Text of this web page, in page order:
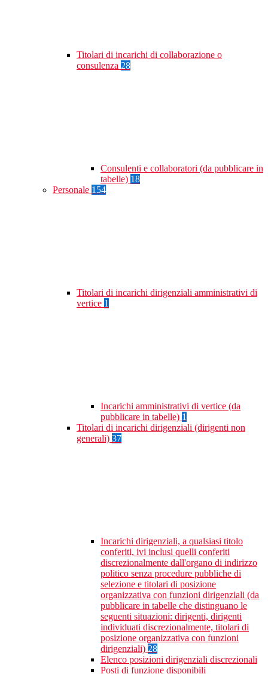
Titolari di incarichi di collaborazione o
consulenza 28
Consulenti e collaboratori (da pubblicare in
tabelle) 18
Personale 154
Titolari di incarichi dirigenziali amministrativi di
vertice 1
Incarichi amministrativi di vertice (da
pubblicare in tabelle) 1
Titolari di incarichi dirigenziali (dirigenti non
generali) 37
Incarichi dirigenziali, a qualsiasi titolo
conferiti, ivi inclusi quelli conferiti
discrezionalmente dall'organo di indirizzo
politico senza procedure pubbliche di
selezione e titolari di posizione
organizzativa con funzioni dirigenziali (da
pubblicare in tabelle che distinguano le
seguenti situazioni: dirigenti, dirigenti
individuati discrezionalmente, titolari di
posizione organizzativa con funzioni
dirigenziali) 28
Elenco posizioni dirigenziali discrezionali
Posti di funzione disponibili